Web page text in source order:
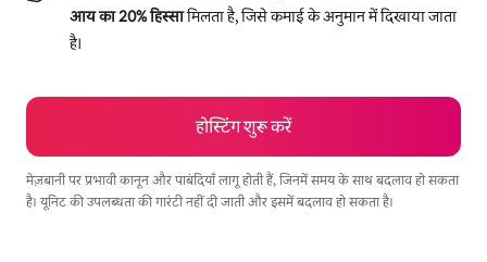
आय का 20% हिस्सामिलता है, जिसे कमाई के अनुमान में दिखाया जाता
है।
होस्टिंग शुरू करें
मेज़बानी पर प्रभावी कानून और पाबंदियाँ लागू होती हैं, जिनमें समय के साथ बदलाव हो सकता
है। यूनिट की उपलब्धता की गारंटी नहीं दी जाती और इसमें बदलाव हो सकता है।